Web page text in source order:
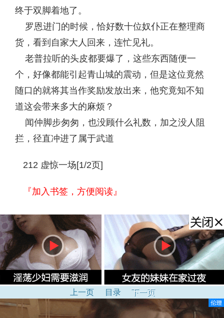
终于双脚着地了。
罗恩进门的时候，恰好数十位奴仆正在整理商
货，看到自家大人回来，连忙见礼。
老普拉听的头皮都要爆了，这些东西随便一
个，好像都能引起青山城的震动，但是这位竟然
随口的就将其当作奖励发放出来，他究竟知不知
道这会带来多大的麻烦？
闻仲脚步匆匆，也没顾什么礼数，加之没人阻
拦，径直冲进了属于武道
212 虚惊一场[1/2页]
『加入书签，方便阅读』
上一页 目录 下一页